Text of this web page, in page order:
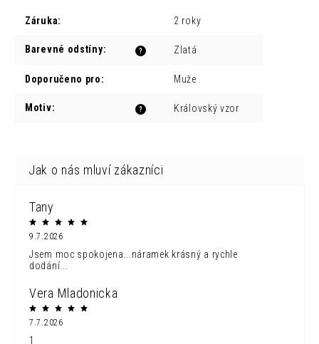
Záruka: 2 roky
?
Barevné odstíny: Zlatá
Doporučeno pro: Muže
?
Motiv: Královský vzor
Tany
9.7.2026
Jsem moc spokojena...náramek krásný a rychle
dodání...
Vera Mladonicka
7.7.2026
1